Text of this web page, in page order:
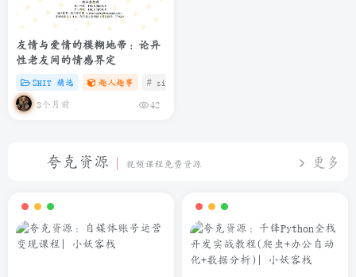
友情与爱情的模糊地带：论异
性老友间的情感界定
SHIT 精选 趣人趣事 # zibll
3个月前 42
夸克资源 视频课程免费资源 更多